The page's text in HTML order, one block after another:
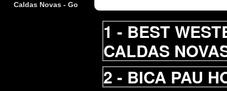
Caldas Novas - Go
1 - BEST
CALDAS
2 - BICA PAU